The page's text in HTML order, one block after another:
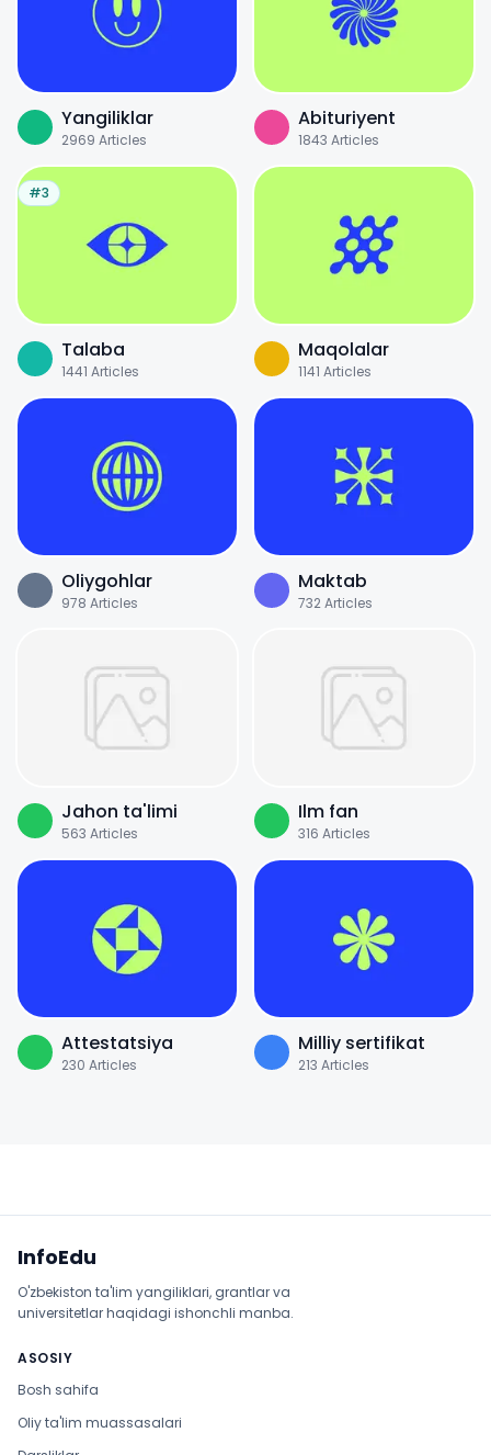
Yangiliklar
2969 Articles
Abituriyent
1843 Articles
#3
Talaba
1441 Articles
Maqolalar
1141 Articles
Oliygohlar
978 Articles
Maktab
732Articles
Jahon ta'limi
563 Articles
Ilm fan
316 Articles
Attestatsiya
230 Articles
Milliy sertifikat
213 Articles
InfoEdu
O'zbekiston ta'lim yangiliklari, grantlar va
universitetlar haqidagi ishonchli manba.
ASOSIY
Bosh sahifa
Oliy ta'lim muassasalari